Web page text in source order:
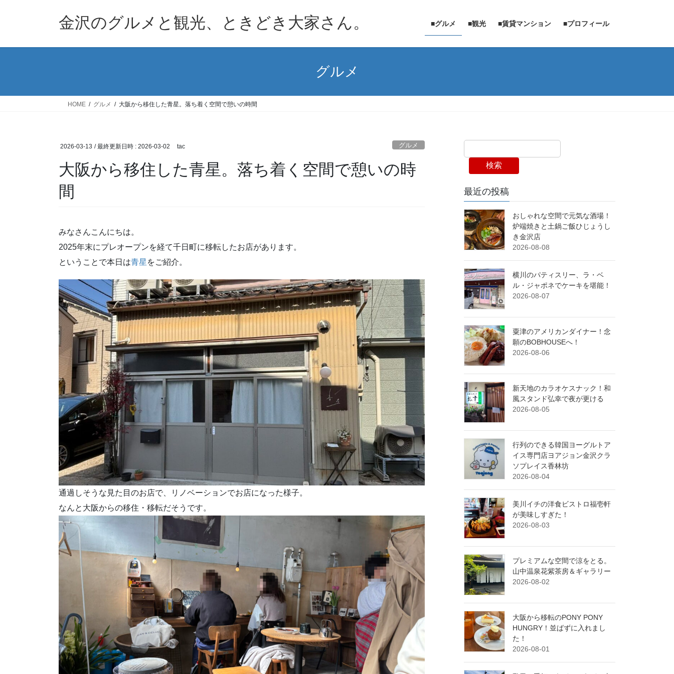
金沢のグルメと観光、ときどき大家さん。 ■グルメ ■観光 ■賃貸マンション ■プロフィール
グルメ
HOME グルメ 大阪から移住した青星。落ち着く空間で憩いの時間
2026-03-13 / 最終更新日時 : 2026-03-02 tac グルメ
大阪から移住した青星。落ち着く空間で憩いの時
間
みなさんこんにちは。
2025年末にプレオープンを経て千日町に移転したお店があります。
ということで本日は青星 をご紹介。
通過しそうな見た目のお店で、リノベーションでお店になった様子。
なんと大阪からの移住・移転だそうです。
検索
最近の投稿
おしゃれな空間で元気な酒場！
炉端焼きと土鍋ご飯ひじょうし
き金沢店
2026-08-08
横川のパティスリー、ラ・ベ
ル・ジャポネでケーキを堪能！
2026-08-07
粟津のアメリカンダイナー！念
願のBOBHOUSEへ！
2026-08-06
新天地のカラオケスナック！和
風スタンド弘幸で夜が更ける
2026-08-05
行列のできる韓国ヨーグルトア
イス専門店ヨアジョン金沢クラ
ソプレイス香林坊
2026-08-04
美川イチの洋食ビストロ福壱軒
が美味しすぎた！
2026-08-03
プレミアムな空間で涼をとる。
山中温泉花紫茶房＆ギャラリー
2026-08-02
大阪から移転のPONY PONY
HUNGRY！並ばずに入れまし
た！
2026-08-01